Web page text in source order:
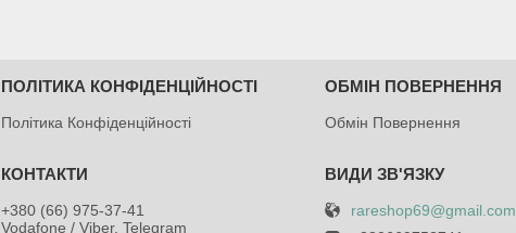
ПОЛІТИКА КОНФІДЕНЦІЙНОСТІ
Політика Конфіденційності
ОБМІН ПОВЕРНЕННЯ
Обмін Повернення
+380 (66) 975-37-41
Vodafone / Viber, Telegram
rareshop69@gmail.com